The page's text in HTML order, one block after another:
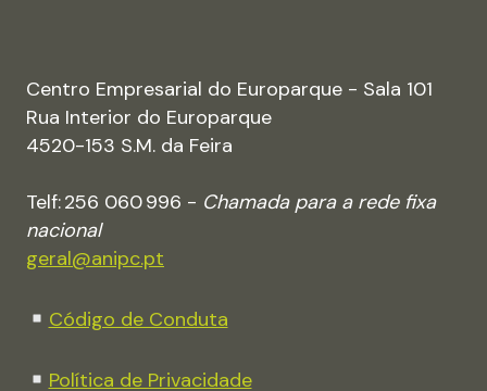
Centro Empresarial do Europarque - Sala 101
Rua Interior do Europarque
4520-153 S.M. da Feira
Telf: 256 060 996 - Chamada para a rede fixa
nacional
geral@anipc.pt
Código de Conduta
Política de Privacidade